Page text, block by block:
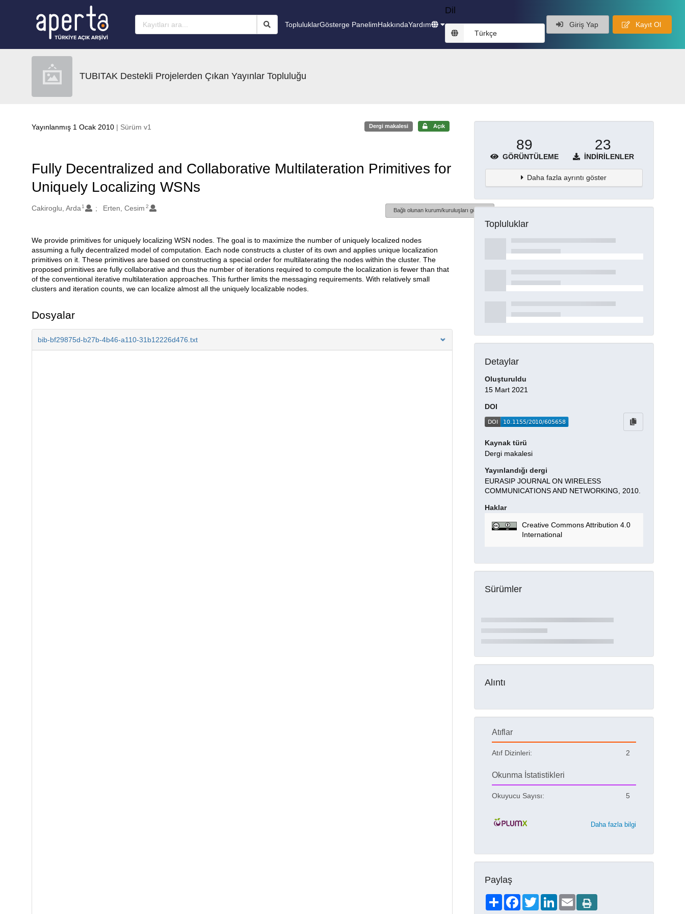
TopluluklarGösterge PanelimHakkındaYardım
Dil
Türkçe
Giriş Yap Kayıt Ol
TUBITAK Destekli Projelerden Çıkan Yayınlar Topluluğu
Yayınlanmış 1 Ocak 2010 | Sürüm v1 Dergi makalesi Açık
Fully Decentralized and Collaborative Multilateration Primitives for
Uniquely Localizing WSNs
Oluşturanlar
Cakiroglu, Arda 1 Erten, Cesim 2
Bağlı olunan kurum/kuruluşları göster
Açıklama
We provide primitives for uniquely localizing WSN nodes. The goal is to maximize the number of uniquely localized nodes
assuming a fully decentralized model of computation. Each node constructs a cluster of its own and applies unique localization
primitives on it. These primitives are based on constructing a special order for multilaterating the nodes within the cluster. The
proposed primitives are fully collaborative and thus the number of iterations required to compute the localization is fewer than that
of the conventional iterative multilateration approaches. This further limits the messaging requirements. With relatively small
clusters and iteration counts, we can localize almost all the uniquely localizable nodes.
Dosyalar
bib-bf29875d-b27b-4b46-a110-31b12226d476.txt
89
GÖRÜNTÜLEME
23
İNDIRILENLER
Daha fazla ayrıntı göster
Topluluklar
Detaylar
Oluşturuldu
15 Mart 2021
DOI
Kaynak türü
Dergi makalesi
Yayınlandığı dergi
EURASIP JOURNAL ON WIRELESS
COMMUNICATIONS AND NETWORKING, 2010.
Haklar
Creative Commons Attribution 4.0
International
Sürümler
Alıntı
Atıflar
Atıf Dizinleri: 2
Okunma İstatistikleri
Okuyucu Sayısı: 5
Daha fazla bilgi
Paylaş
ShareFacebookTwitterLinkedIn
Email